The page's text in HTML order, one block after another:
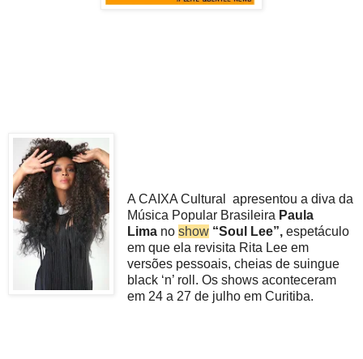
A CAIXA Cultural apresentou a diva da
Música Popular Brasileira Paula
Limano show “Soul Lee”,espetáculo
em que ela revisita Rita Lee em
versões pessoais, cheias de suingue
black ‘n’ roll. Os shows aconteceram
em 24 a 27 de julho em Curitiba.